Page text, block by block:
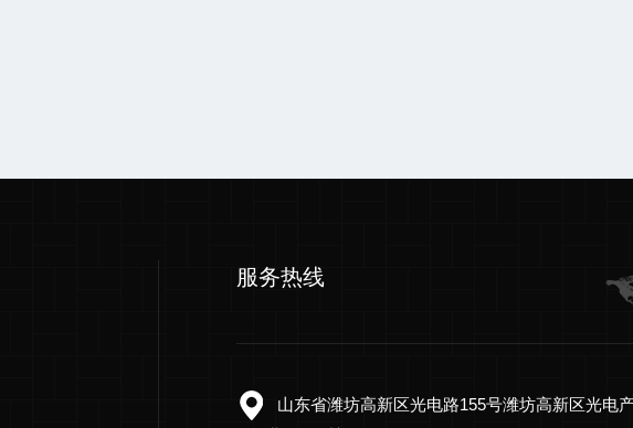
服务热线
山东省潍坊高新区光电路155号潍坊高新区光电